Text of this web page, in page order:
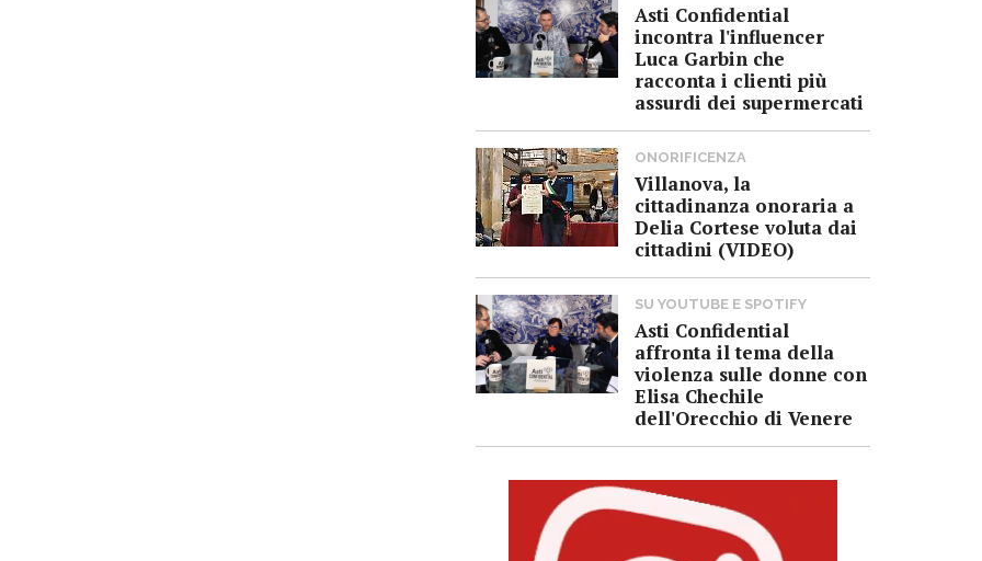
Asti Confidential
incontra l'influencer
Luca Garbin che
racconta i clienti più
assurdi dei supermercati
ONORIFICENZA
Villanova, la
cittadinanza onoraria a
Delia Cortese voluta dai
cittadini (VIDEO)
SU YOUTUBE E SPOTIFY
Asti Confidential
affronta il tema della
violenza sulle donne con
Elisa Chechile
dell'Orecchio di Venere